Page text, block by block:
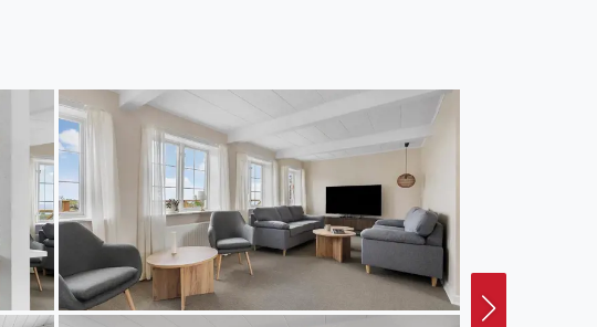
Spielen und Toben für die
Himmel zu genießen – starten
und beenden Sie den Tag
Liegestühle und ein
und einer Ruhe, die fast
bei, und die Tierwelt
mit den Kindern spielen oder
perfekte Ort dafür.